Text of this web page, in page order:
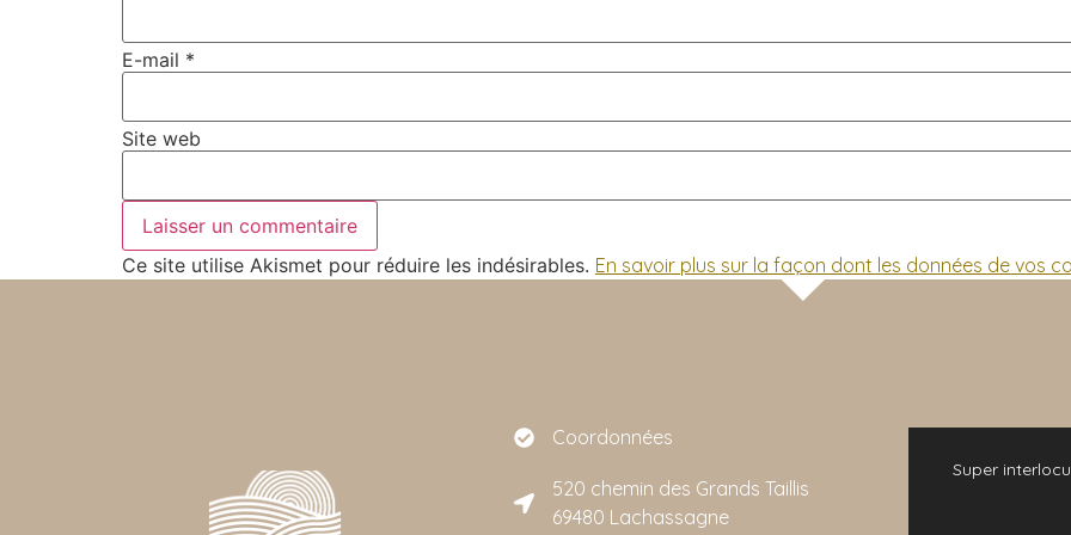
E-mail *
Site web
Ce site utilise Akismet pour réduire les indésirables. En savoir plus sur la façon dont les données de vos
Coordonnées
520 chemin des Grands Taillis
69480 Lachassagne
est remarquable et son rapport qualité/prix est
imbattable.
Super